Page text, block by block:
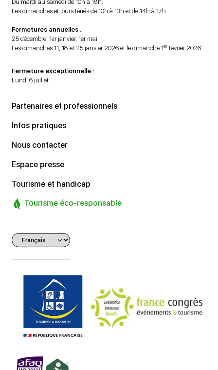
Du mardi au samedi de 10h à 18h.
Les dimanches et jours fériés de 10h à 13h et de 14h à 17h.
Fermetures annuelles :
25 décembre, 1er janvier, 1er mai
Les dimanches 11, 18 et 25 janvier 2026 et le dimanche 1er février 2026.
Fermeture exceptionnelle :
Lundi 6 juillet
Partenaires et professionnels
Infos pratiques
Nous contacter
Espace presse
Tourisme et handicap
Tourisme éco-responsable